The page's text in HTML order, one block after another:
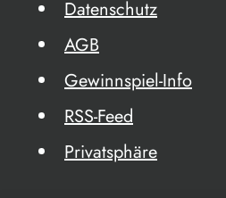
Datenschutz
AGB
Gewinnspiel-Info
RSS-Feed
Privatsphäre